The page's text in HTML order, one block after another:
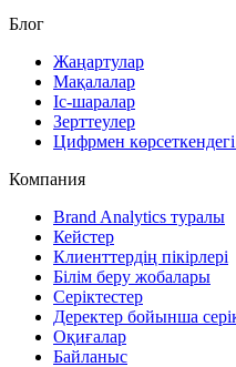
Блог
Жаңартулар
Мақалалар
Іс-шаралар
Зерттеулер
Цифрмен көрсеткендегі
Компания
Brand Analytics туралы
Кейстер
Клиенттердің пікірлері
Білім беру жобалары
Серіктестер
Деректер бойынша
Оқиғалар
Байланыс